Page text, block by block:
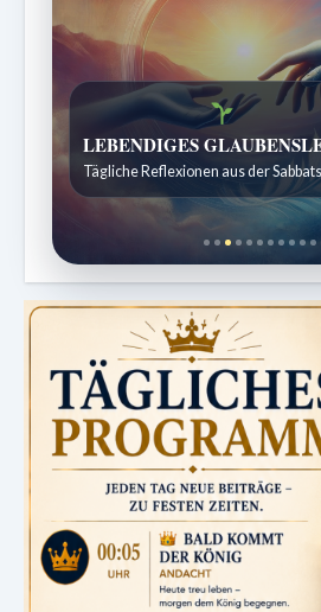
Bibelgeschichten zum Staunen
Kindergeschichten für 7 bis 12 Jahre.